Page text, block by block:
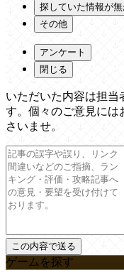
探していた情報が
その他
アンケート
閉じる
いただいた内容は担当
す。個々のご意見には
さいませ。
ゲームを探す